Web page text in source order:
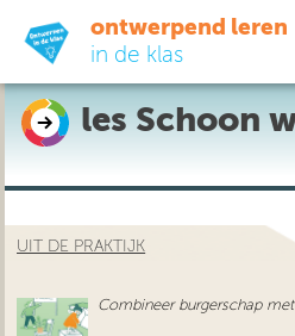
ontwerpend leren
in de klas
ready-to-go
do-it-yourself
les Schoon
UIT DE PRAKTIJK
Combineer burgerschap